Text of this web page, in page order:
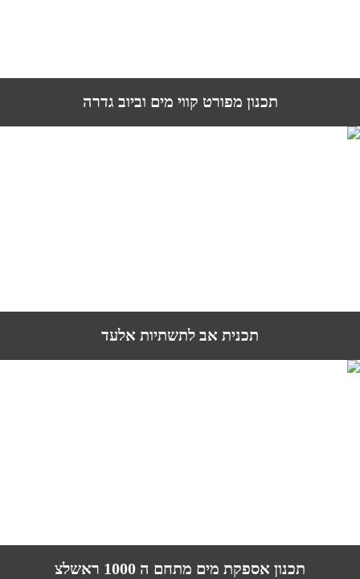
תכנון מפורט קווי מים וביוב גדרה
תכנית אב לתשתיות אלעד
תכנון אספקת מים מתחם ה 1000 ראשלצ